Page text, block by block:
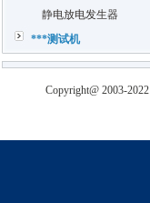
静电放电发生器
***测试机
Copyright@ 2003-2022